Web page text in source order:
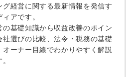
グ経営に関する最新情報を発信す
アです。
の基礎知識から収益改善のポイン
社選びの比較、法令・税務の基礎
オーナー目線でわかりやすく解説